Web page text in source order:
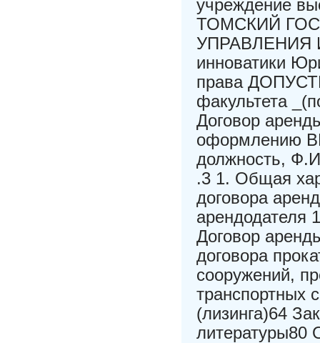
учреждение
ТОМСКИЙ
УПРАВЛЕНИЯ
инноватики
права
факультета
Договор
оформлению
должность,
.3 1. Общая
договора
арендодателя
Договор
договора
сооружений,
транспортных
(лизинга)64
литературы80